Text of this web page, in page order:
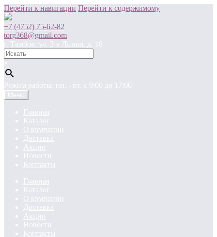
Перейти к навигации Перейти к содержимому
+7 (4752) 75-62-82
torg368@gmail.com
г. Тамбов, ул. 3-я Линия, д. 18
×
Режим работы: пн. - пт. c 9:00 до 17:00
Меню
Главная
Каталог
О компании
Доставка
Акции
Новости
Контакты
Главная
Каталог
О компании
Доставка
Акции
Новости
Контакты